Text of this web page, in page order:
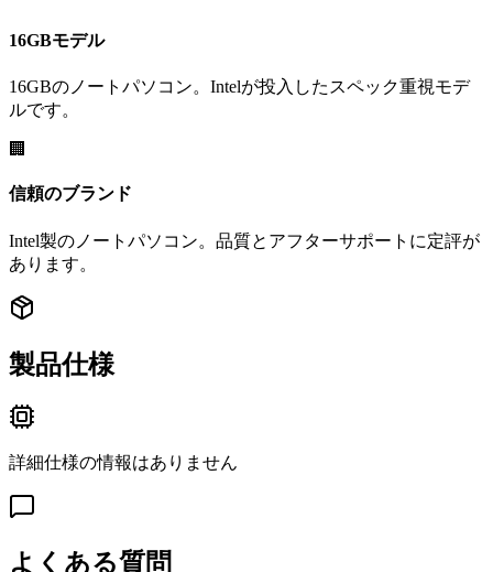
16GBモデル
16GBのノートパソコン。Intelが投入したスペック重視モデ
ルです。
🏢
信頼のブランド
Intel製のノートパソコン。品質とアフターサポートに定評が
あります。
製品仕様
詳細仕様の情報はありません
よくある質問